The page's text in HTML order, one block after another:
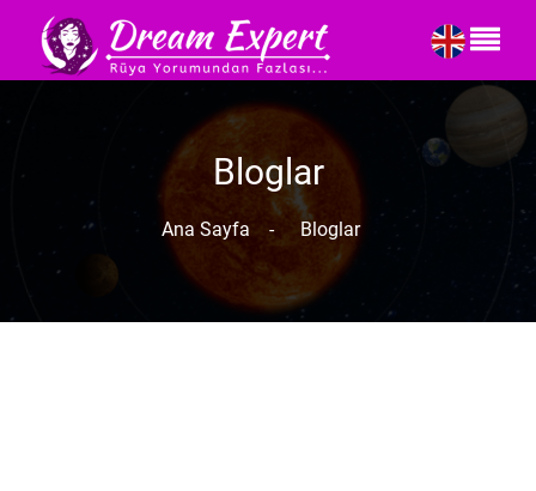
Bloglar
Ana Sayfa - Bloglar